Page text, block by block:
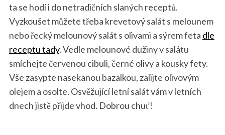
ta se hodí i do netradičních slaných receptů.
Vyzkoušet můžete třeba krevetový salát s melounem
nebo řecký melounový salát s olivami a sýrem feta dle
receptu tady. Vedle melounové dužiny v salátu
smíchejte červenou cibuli, černé olivy a kousky fety.
Vše zasypte nasekanou bazalkou, zalijte olivovým
olejem a osolte. Osvěžující letní salát vám v letních
dnech jistě přijde vhod. Dobrou chuť!